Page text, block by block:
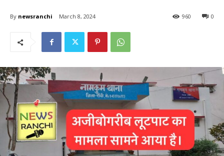
By newsranchi March 8, 2024 0
960